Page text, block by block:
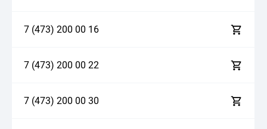
7 (473) 200 00 1 6
7 (473) 200 00 22
7 (473) 200 00 30